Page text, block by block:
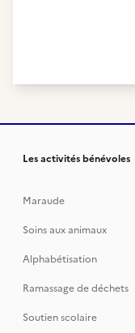
Les activités bénévoles
Maraude
Soins aux animaux
Alphabétisation
Ramassage de déchets
Soutien scolaire